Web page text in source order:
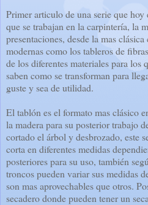
Primer articulo de una serie que
que se trabajan en la carpintería, la
presentaciones, desde la mas
modernas como los tableros de
de los diferentes materiales para
saben como se transforman para
guste y sea de utilidad.
El tablón es el formato mas clásico
la madera para su posterior trabajo
cortado el árbol y desbrozado, este
corta en diferentes medidas
posteriores para su uso, también
troncos pueden variar sus medidas
son mas aprovechables que otros.
secadero donde pueden tener un